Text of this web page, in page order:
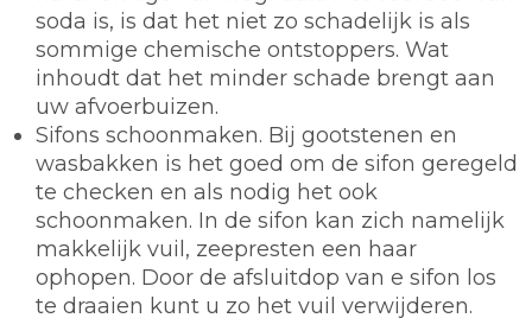
soda is, is dat het niet zo schadelijk is als
sommige chemische ontstoppers. Wat
inhoudt dat het minder schade brengt aan
uw afvoerbuizen.
Sifons schoonmaken. Bij gootstenen en
wasbakken is het goed om de sifon geregeld
te checken en als nodig het ook
schoonmaken. In de sifon kan zich namelijk
makkelijk vuil, zeepresten een haar
ophopen. Door de afsluitdop van e sifon los
te draaien kunt u zo het vuil verwijderen.